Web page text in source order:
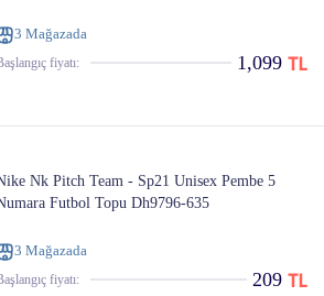
3 Mağazada
​​fiyatı: 1,099
Nk Pitch Team - Sp21 Unisex Pembe 5
Futbol Topu Dh9796-635
3 Mağazada
​​fiyatı: 209